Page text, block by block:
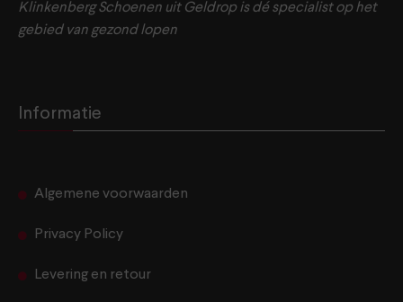
Klinkenberg Schoenen uit Geldrop is dé specialist op het
gebied van gezond lopen
Informatie
Algemene voorwaarden
Privacy Policy
Levering en retour